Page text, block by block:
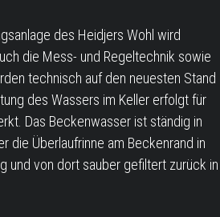
des Heidjers Wohl wird
die Mess- und Regeltechnik sowie
technisch auf den neuesten Stand
des Wassers im Keller erfolgt für
Das Beckenwasser ist ständig in
die Überlaufrinne am Beckenrand in
und von dort sauber gefiltert zurück in